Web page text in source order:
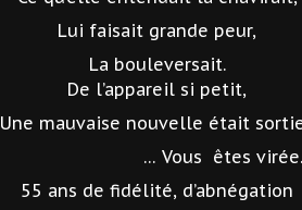
Lui faisait grande peur,
La bouleversait.
De l’appareil si petit,
Une mauvaise nouvelle était
… Vous êtes
55 ans de fidélité, d’abnégation